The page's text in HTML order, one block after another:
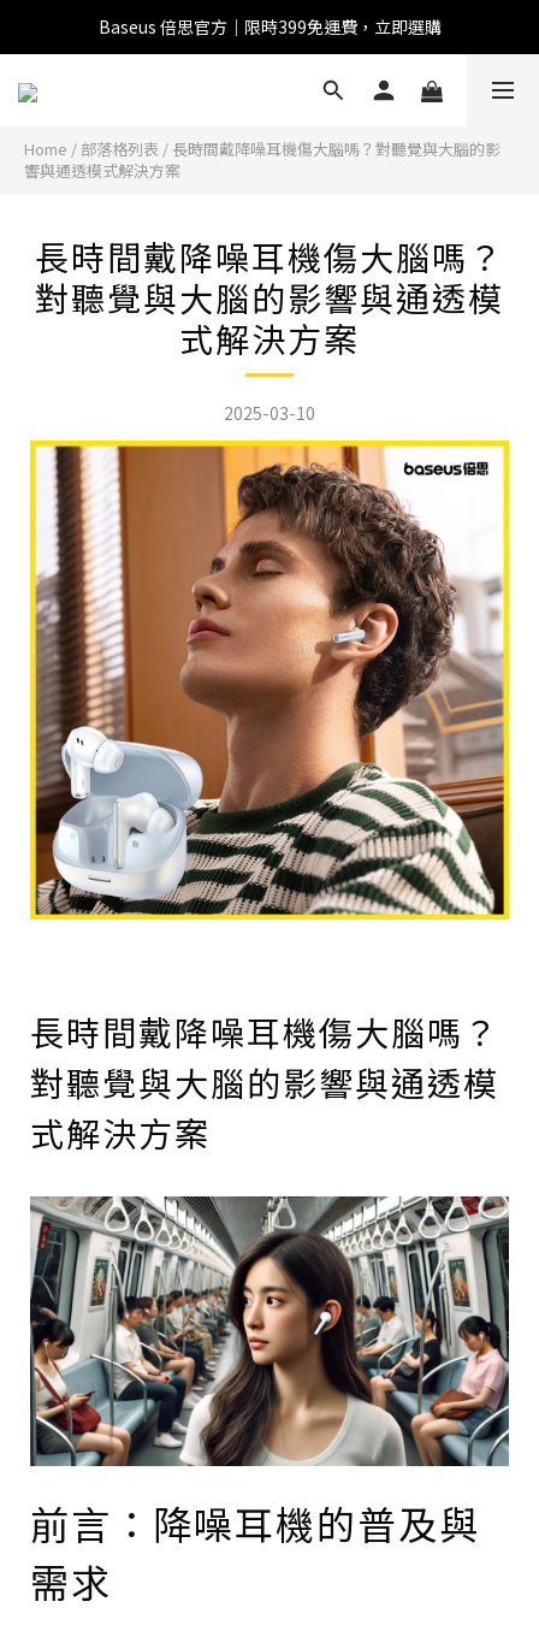
全館滿1500 95折
Baseus 倍思官方｜限時399免運費，立即選購
全館滿1500 95折
Home / 部落格列表 / 長時間戴降噪耳機傷大腦嗎？對聽覺與大腦的影
響與通透模式解決方案
長時間戴降噪耳機傷大腦嗎？
對聽覺與大腦的影響與通透模
式解決方案
2025-03-10
長時間戴降噪耳機傷大腦嗎？
對聽覺與大腦的影響與通透模
式解決方案
前言：降噪耳機的普及與
需求
您好，我是 Baseus 小獅助理。我可以協助查詢商品、活
動、出貨、保固與門市資訊；需要真人客服也可以直接留
真人客服時間 09:00-17:00